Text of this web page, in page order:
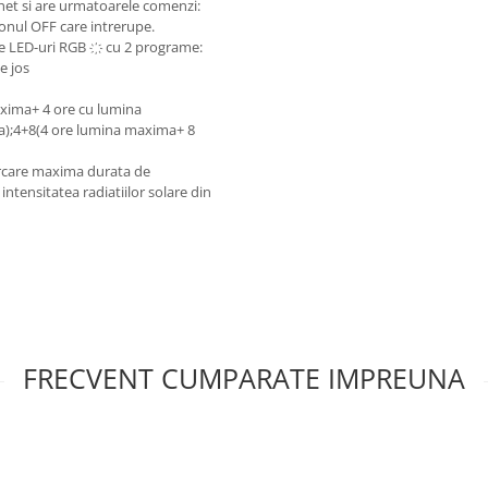
si are urmatoarele comenzi:
OFF care intrerupe.
uri RGB ҉ cu 2 programe:
jos
4 ore cu lumina
ore lumina maxima+ 8
maxima durata de
radiatiilor solare din
FRECVENT CUMPARATE IMPREUNA